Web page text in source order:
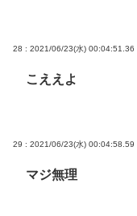
28 : 2021/06/23(水) 00:04:51.36
こええよ
29 : 2021/06/23(水) 00:04:58.59
マジ無理